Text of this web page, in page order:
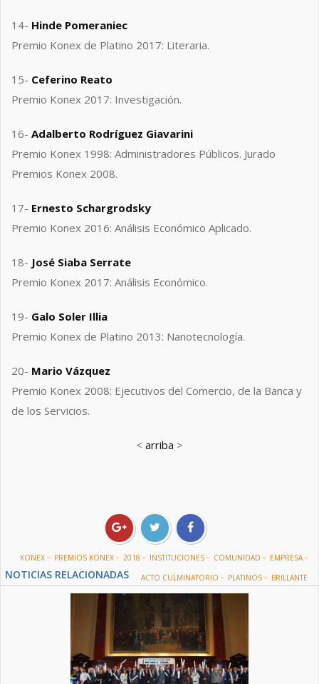
14- Hinde Pomeraniec
Premio Konex de Platino 2017: Literaria.
15- Ceferino Reato
Premio Konex 2017: Investigación.
16- Adalberto Rodríguez Giavarini
Premio Konex 1998: Administradores Públicos. Jurado
Premios Konex 2008.
17- Ernesto Schargrodsky
Premio Konex 2016: Análisis Económico Aplicado.
18- José Siaba Serrate
Premio Konex 2017: Análisis Económico.
19- Galo Soler Illia
Premio Konex de Platino 2013: Nanotecnología.
20- Mario Vázquez
Premio Konex 2008: Ejecutivos del Comercio, de la Banca y
de los Servicios.
< arriba >
KONEX - PREMIOS KONEX - 2018 - INSTITUCIONES - COMUNIDAD - EMPRESA-
ACTO CULMINATORIO - PLATINOS - BRILLANTE
NOTICIAS RELACIONADAS